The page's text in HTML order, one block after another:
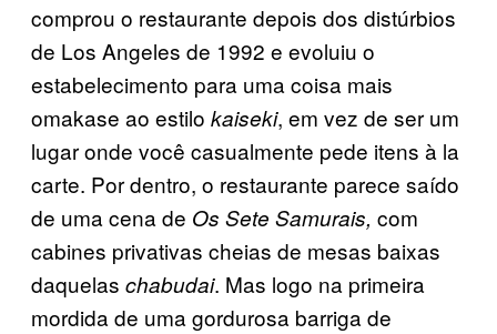
comprou o restaurante depois dos distúrbios
de Los Angeles de 1992 e evoluiu o
estabelecimento para uma coisa mais
omakase ao estilo kaiseki, em vez de ser um
lugar onde você casualmente pede itens à la
carte. Por dentro, o restaurante parece saído
de uma cena de Os Sete Samurais, com
cabines privativas cheias de mesas baixas
daquelas chabudai. Mas logo na primeira
mordida de uma gordurosa barriga de